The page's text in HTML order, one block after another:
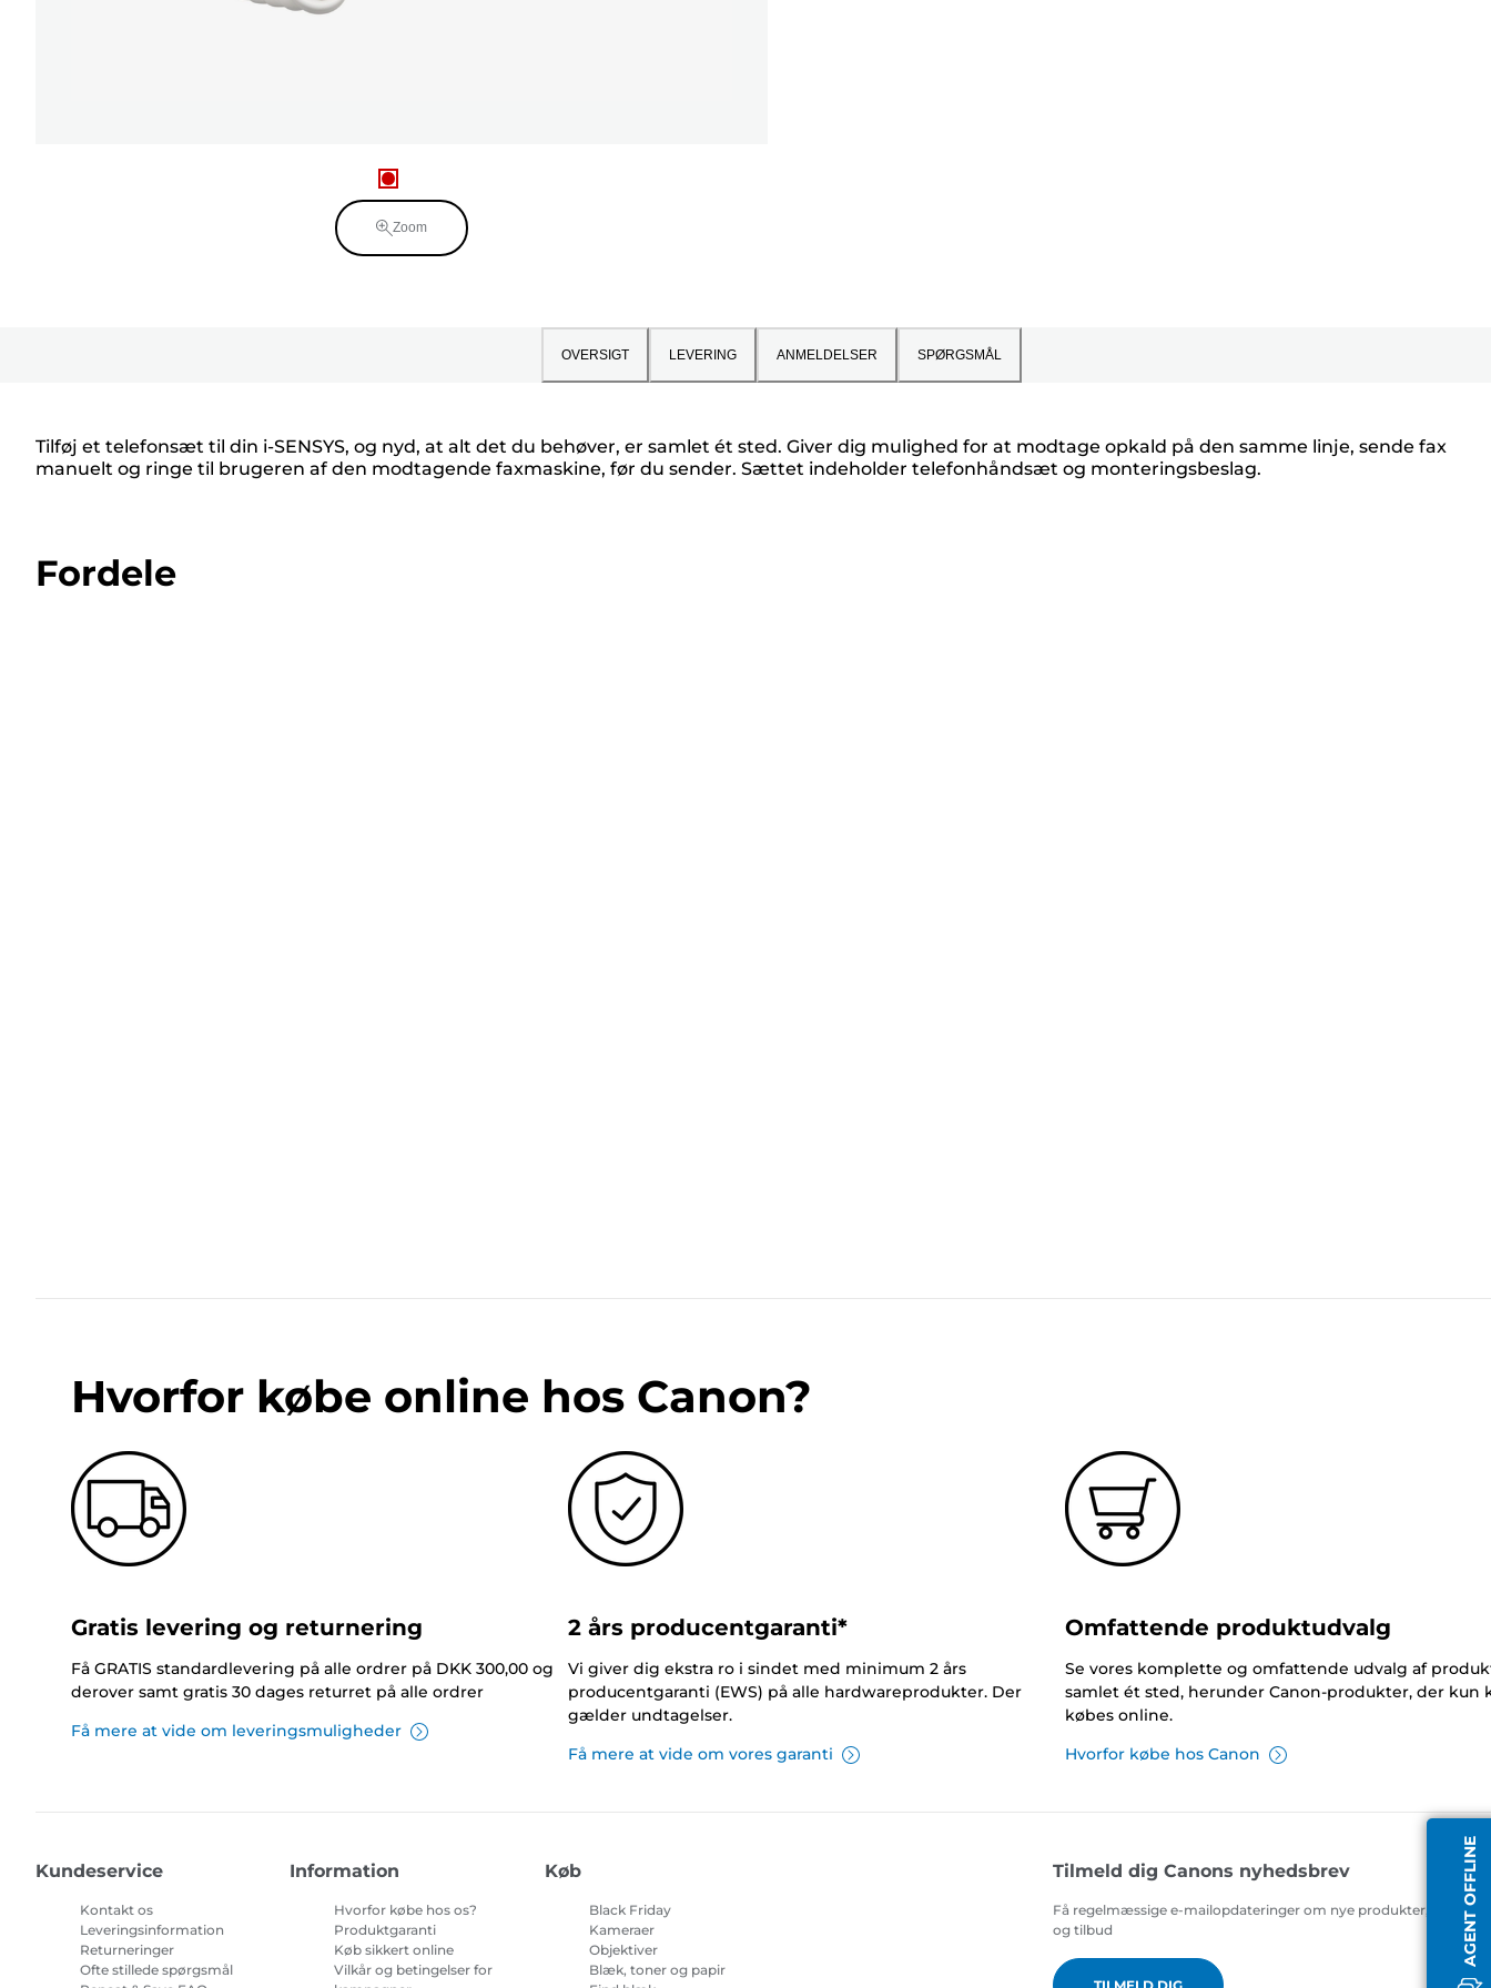
Zoom
OVERSIGT LEVERING ANMELDELSER SPØRGSMÅL
Tilføj et telefonsæt til din i-SENSYS, og nyd, at alt det du behøver, er samlet ét sted. Giver dig mulighed for at modtage opkald på den samme linje, sende fax
manuelt og ringe til brugeren af den modtagende faxmaskine, før du sender. Sættet indeholder telefonhåndsæt og monteringsbeslag.
Fordele
AGENT OFFLINE
Hvorfor købe online hos Canon?
Gratis levering og returnering
Få GRATIS standardlevering på alle ordrer på DKK 300,00 og
derover samt gratis 30 dages returret på alle ordrer
Få mere at vide om leveringsmuligheder
2 års producentgaranti*
Vi giver dig ekstra ro i sindet med minimum 2 års
producentgaranti (EWS) på alle hardwareprodukter. Der
gælder undtagelser.
Få mere at vide om vores garanti
Omfattende produktudvalg
Se vores komplette og omfattende udvalg af
samlet ét sted, herunder Canon-produkter, der kun
købes online.
Hvorfor købe hos Canon
Kundeservice
Kontakt os
Leveringsinformation
Returneringer
Ofte stillede spørgsmål
Information
Hvorfor købe hos os?
Produktgaranti
Køb sikkert online
Vilkår og betingelser for
Køb
Black Friday
Kameraer
Objektiver
Blæk, toner og papir
Tilmeld dig Canons nyhedsbrev
Få regelmæssige e-mailopdateringer om nye produkter, nyttige
og tilbud